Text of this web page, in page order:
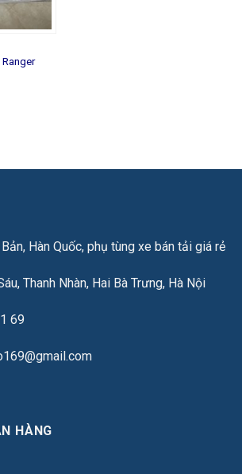
Hàn Quốc, phụ tùng xe bán tải giá rẻ
Thanh Nhàn, Hai Bà Trưng, Hà Nội
69
HÀNG